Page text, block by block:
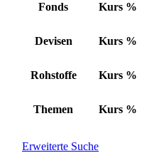
Fonds Kurs %
Devisen Kurs %
Rohstoffe Kurs %
Themen Kurs %
Erweiterte Suche